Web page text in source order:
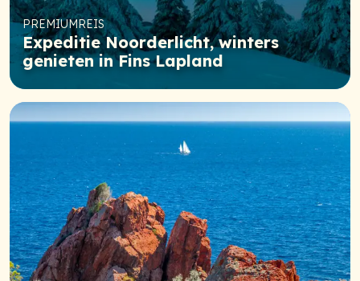
PREMIUMREIS
Expeditie Noorderlicht, winters
genieten in Fins Lapland